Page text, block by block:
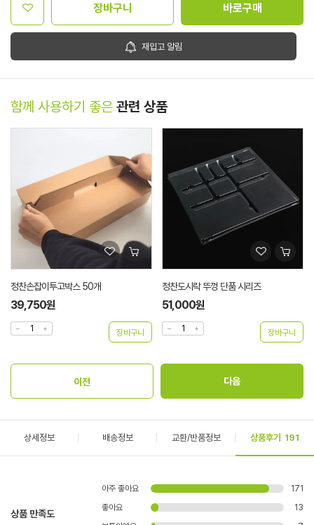
장바구니 바로구매
재입고 알림
함께 사용하기 좋은 관련 상품
정찬손잡이투고박스 50개
39,750원
정찬도시락 뚜껑 단품 시리즈
51,000원
상세정보 배송정보 교환/반품정보 상품후기 191
상품 만족도
아주 좋아요
171
좋아요
13